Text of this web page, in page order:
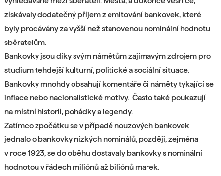
získávaly dodatečný příjem z emitování bankovek, které
byly prodávány za vyšší než stanovenou nominální hodnotu
sběratelům.
Bankovky jsou díky svým námětům zajímavým zdrojem pro
studium tehdejší kulturní, politické a sociální situace.
Bankovky mnohdy obsahují komentáře či náměty týkající se
inflace nebo nacionalistické motivy. Často také poukazují
na místní historii, pohádky a legendy.
Zatímco zpočátku se v případě nouzových bankovek
jednalo o bankovky nízkých nominálů, později, zejména
v roce 1923, se do oběhu dostávaly bankovky s nominální
hodnotou v řádech miliónů až biliónů marek.